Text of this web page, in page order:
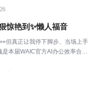
惊艳到✨懒人福音
但真正让我停下脚步、当场上手
本届WAIC官方AI办公效率合作
学生党日常能直接用的刚需功能